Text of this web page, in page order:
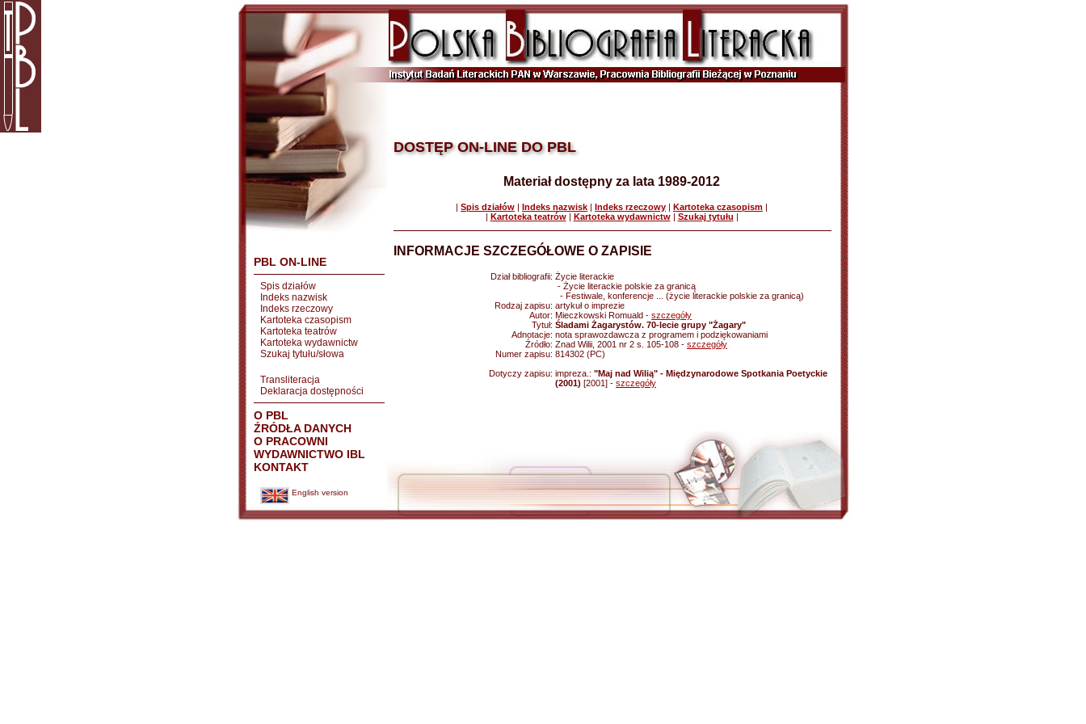
PBL ON-LINE
Spis działów
Indeks nazwisk
Indeks rzeczowy
Kartoteka czasopism
Kartoteka teatrów
Kartoteka wydawnictw
Szukaj tytułu/słowa
Transliteracja
Deklaracja dostępności
O PBL
ŹRÓDŁA DANYCH
O PRACOWNI
WYDAWNICTWO IBL
KONTAKT
English version
DOSTĘP ON-LINE DO PBL
Materiał dostępny za lata 1989-2012
| Spis działów | Indeks nazwisk | Indeks rzeczowy | Kartoteka czasopism |
| Kartoteka teatrów| Kartoteka wydawnictw| Szukaj tytułu |
INFORMACJE SZCZEGÓŁOWE O ZAPISIE
Dział bibliografii: Życie literackie
- Życie literackie polskie za granicą
- Festiwale, konferencje ... (życie literackie polskie za granicą)
Rodzaj zapisu: artykuł o imprezie
Autor: Mieczkowski Romuald - szczegóły
Tytuł: Śladami Żagarystów. 70-lecie grupy "Żagary"
Adnotacje: nota sprawozdawcza z programem i podziękowaniami
Źródło: Znad Wilii, 2001 nr 2 s. 105-108 - szczegóły
Numer zapisu: 814302 (PC)
Dotyczy zapisu: impreza.: "Maj nad Wilią" - Międzynarodowe Spotkania Poetyckie
(2001) [2001] - szczegóły